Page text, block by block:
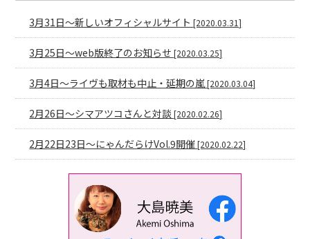
3月31日〜新しいオフィシャルサイト[2020.03.31]
3月25日〜web版終了のお知らせ[2020.03.25]
3月4日〜ライヴも取材も中止・延期の嵐[2020.03.04]
2月26日〜シマアツコさんと対談[2020.02.26]
2月22日23日〜にゃんだらけVol.9開催[2020.02.22]